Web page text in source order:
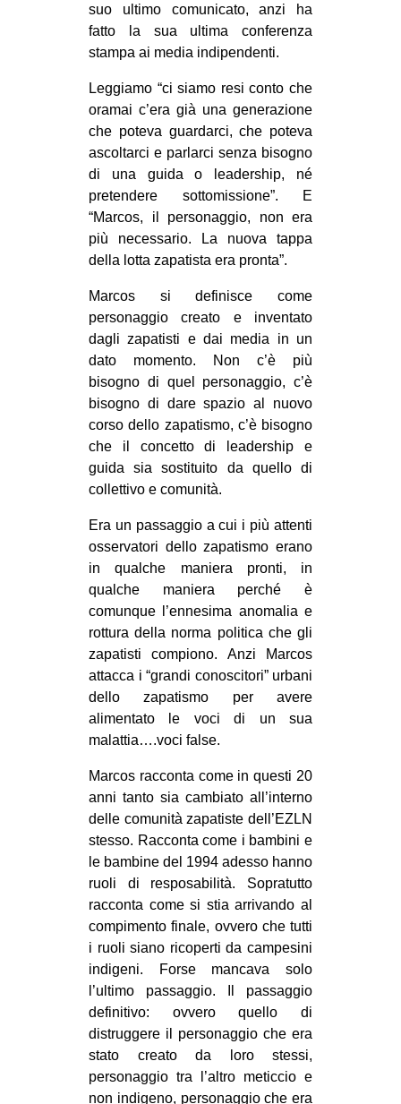
suo ultimo comunicato, anzi ha
fatto la sua ultima conferenza
stampa ai media indipendenti.
Leggiamo “ci siamo resi conto che
oramai c’era già una generazione
che poteva guardarci, che poteva
ascoltarci e parlarci senza bisogno
di una guida o leadership, né
pretendere sottomissione”. E
“Marcos, il personaggio, non era
più necessario. La nuova tappa
della lotta zapatista era pronta”.
Marcos si definisce come
personaggio creato e inventato
dagli zapatisti e dai media in un
dato momento. Non c’è più
bisogno di quel personaggio, c’è
bisogno di dare spazio al nuovo
corso dello zapatismo, c’è bisogno
che il concetto di leadership e
guida sia sostituito da quello di
collettivo e comunità.
Era un passaggio a cui i più attenti
osservatori dello zapatismo erano
in qualche maniera pronti, in
qualche maniera perché è
comunque l’ennesima anomalia e
rottura della norma politica che gli
zapatisti compiono. Anzi Marcos
attacca i “grandi conoscitori” urbani
dello zapatismo per avere
alimentato le voci di un sua
malattia….voci false.
Marcos racconta come in questi 20
anni tanto sia cambiato all’interno
delle comunità zapatiste dell’EZLN
stesso. Racconta come i bambini e
le bambine del 1994 adesso hanno
ruoli di resposabilità. Sopratutto
racconta come si stia arrivando al
compimento finale, ovvero che tutti
i ruoli siano ricoperti da campesini
indigeni. Forse mancava solo
l’ultimo passaggio. Il passaggio
definitivo: ovvero quello di
distruggere il personaggio che era
stato creato da loro stessi,
personaggio tra l’altro meticcio e
non indigeno, personaggio che era